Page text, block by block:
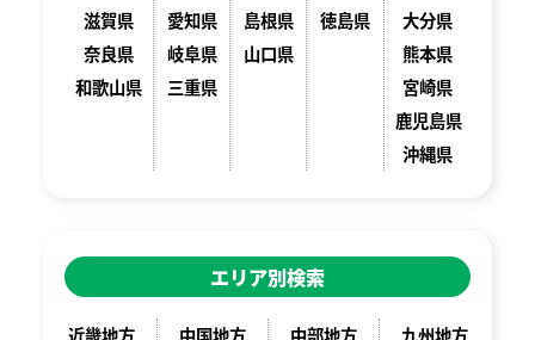
滋賀県
奈良県
和歌山県
愛知県
岐阜県
三重県
島根県
山口県
徳島県
大分県
熊本県
宮崎県
鹿児島県
沖縄県
エリア別検索
近畿地方 中国地方 中部地方
九州地方